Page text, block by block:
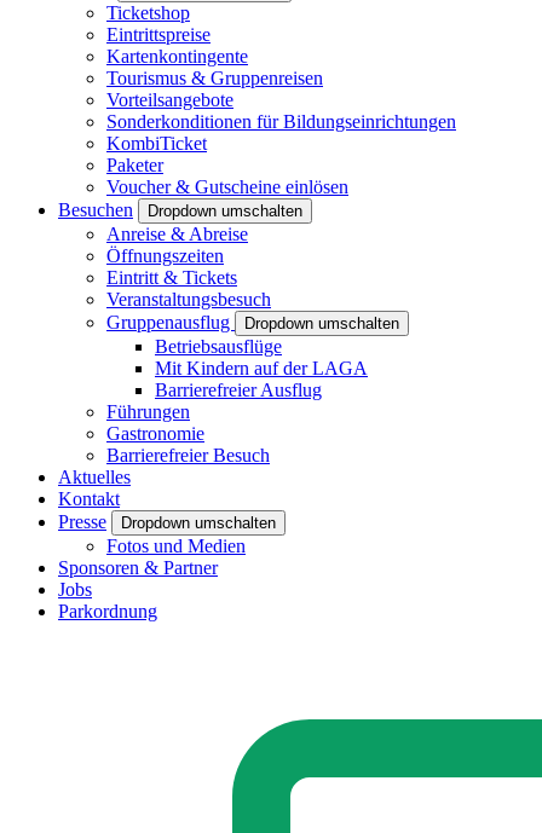
Ticketshop
Eintrittspreise
Kartenkontingente
Tourismus & Gruppenreisen
Vorteilsangebote
Sonderkonditionen für Bildungseinrichtungen
KombiTicket
Paketer
Voucher & Gutscheine einlösen
Besuchen
Dropdown umschalten
Anreise & Abreise
Öffnungszeiten
Eintritt & Tickets
Veranstaltungsbesuch
Gruppenausflug
Dropdown umschalten
Betriebsausflüge
Mit Kindern auf der LAGA
Barrierefreier Ausflug
Führungen
Gastronomie
Barrierefreier Besuch
Aktuelles
Kontakt
Presse
Dropdown umschalten
Fotos und Medien
Sponsoren & Partner
Jobs
Parkordnung